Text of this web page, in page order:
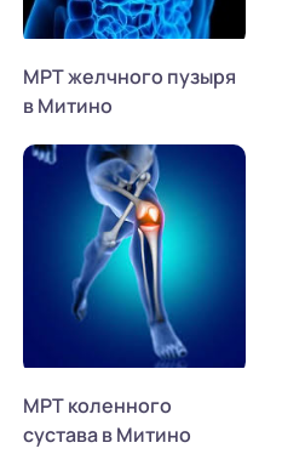
МРТ желчного пузыря
в Митино
МРТ коленного
сустава в Митино